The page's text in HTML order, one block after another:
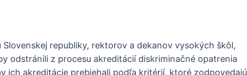
republiky, rektorov a dekanov vysokých škôl,
odstránili z procesu akreditácií diskriminačné opatrenia
ich akreditácie prebiehali podľa kritérií, ktoré zodpovedajú